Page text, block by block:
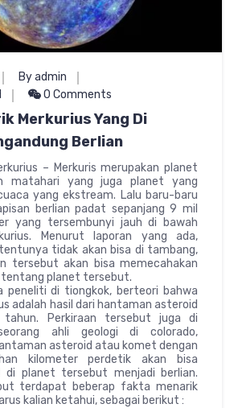
By admin
0 Comments
Merkurius Yang Di
Berlian
– Merkuris merupakan planet
matahari yang juga planet yang
yang ekstream. Lalu baru-baru
berlian padat sepanjang 9 mil
yang tersembunyi jauh di bawah
Menurut laporan yang ada,
tidak akan bisa di tambang,
tersebut akan bisa memecahakan
tentang planet tersebut.
peneliti di tiongkok, berteori bahwa
adalah hasil dari hantaman asteroid
tahun. Perkiraan tersebut juga di
ahli geologi di colorado,
asteroid atau komet dengan
kilometer perdetik akan bisa
di planet tersebut menjadi berlian.
terdapat beberap fakta menarik
kalian ketahui, sebagai berikut :